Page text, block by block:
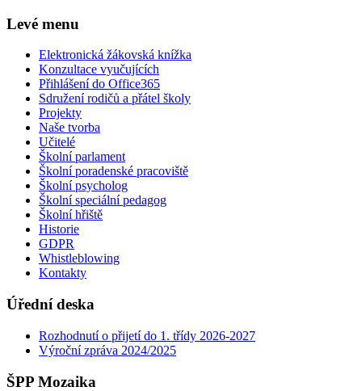
Levé menu
Elektronická žákovská knížka
Konzultace vyučujících
Přihlášení do Office365
Sdružení rodičů a přátel školy
Projekty
Naše tvorba
Učitelé
Školní parlament
Školní poradenské pracoviště
Školní psycholog
Školní speciální pedagog
Školní hřiště
Historie
GDPR
Whistleblowing
Kontakty
Úřední deska
Rozhodnutí o přijetí do 1. třídy 2026-2027
Výroční zpráva 2024/2025
ŠPP Mozaika